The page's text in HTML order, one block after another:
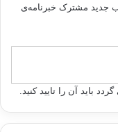
جدید مشترک خبرنامه‌ی
باید آن را تایید کنید.